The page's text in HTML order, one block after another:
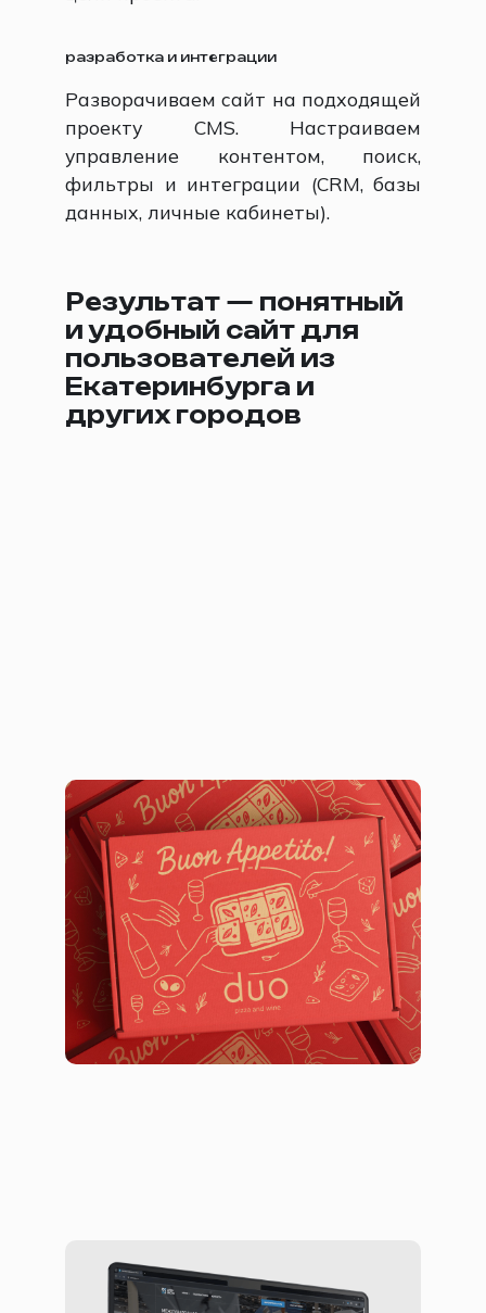
разработка и интеграции
Разворачиваем сайт на подходящей
проекту CMS. Настраиваем
управление контентом, поиск,
фильтры и интеграции (CRM, базы
данных, личные кабинеты).
Результат — понятный
и удобный сайт для
пользователей из
Екатеринбурга и
других городов
Коробка для пиццы Duo Pizza and
Wine
Брендинг Дизайн упаковки
Цифровая платформа для выставки
беспилотных систем